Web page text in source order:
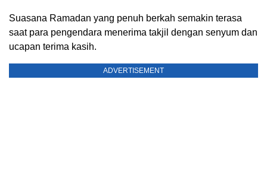
Suasana Ramadan yang penuh berkah semakin terasa
saat para pengendara menerima takjil dengan senyum dan
ucapan terima kasih.
ADVERTISEMENT